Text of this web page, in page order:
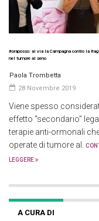
#oraposso: al via la Campagna contro la
nel tumore al seno
Paola Trombetta
28 Novembre 2019
Viene spesso
effetto “secondario”
terapie anti-ormonali
operate di tumore al.
LEGGERE
A CURA DI